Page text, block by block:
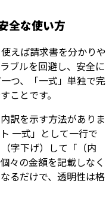
全な使い方
えば請求書を分かりや
ブルを回避し、安全に
つ、「一式」単独で完
ことです。
訳を示す方法がありま
一式」として一行で
字下げ）して「（内
々の金額を記載しなく
るだけで、透明性は格